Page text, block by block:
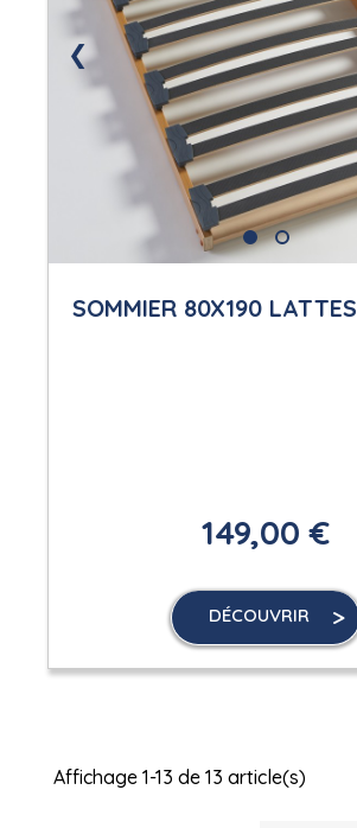
❮
SOMMIER 80X190 LATTES
149,00 €
DÉCOUVRIR
Affichage 1-13 de 13 article(s)